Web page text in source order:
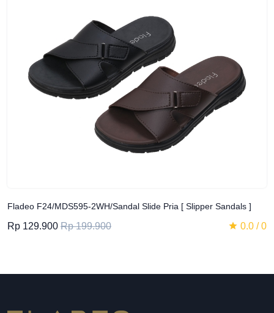
Fladeo F24/MDS595-2WH/Sandal Slide Pria [ Slipper Sandals ]
Rp 129.900 Rp 199.900 0.0 / 0